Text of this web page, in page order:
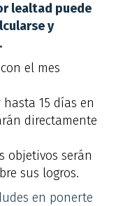
lealtad puede
y
el mes
15 días en
directamente
objetivos serán
sus logros.
en ponerte